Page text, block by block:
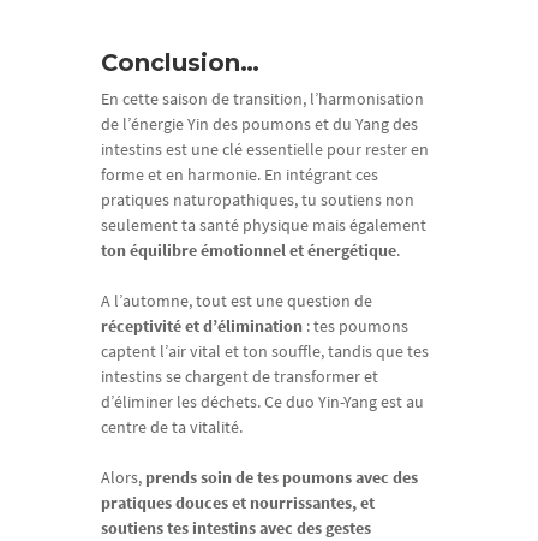
Conclusion…
En cette saison de transition, l’harmonisation
de l’énergie Yin des poumons et du Yang des
intestins est une clé essentielle pour rester en
forme et en harmonie. En intégrant ces
pratiques naturopathiques, tu soutiens non
seulement ta santé physique mais également
ton équilibre émotionnel et énergétique.
A l’automne, tout est une question de
réceptivité et d’élimination : tes poumons
captent l’air vital et ton souffle, tandis que tes
intestins se chargent de transformer et
d’éliminer les déchets. Ce duo Yin-Yang est au
centre de ta vitalité.
Alors, prends soin de tes poumons avec des
pratiques douces et nourrissantes, et
soutiens tes intestins avec des gestes